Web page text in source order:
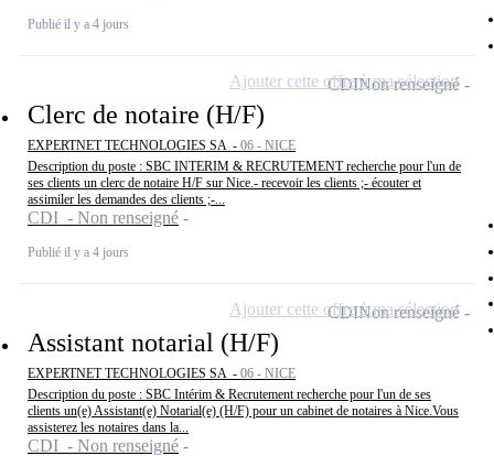
Publié il y a 4 jours
Clerc de notaire (H/F)
EXPERTNET TECHNOLOGIES SA - 06 - NICE
Description du poste : SBC INTERIM & RECRUTEMENT recherche pour l'un de
ses clients un clerc de notaire H/F sur Nice.- recevoir les clients ;- écouter et
assimiler les demandes des clients ;-...
CDI - Non renseigné
Publié il y a 4 jours
CDINon renseigné
Ajouter cette offre à ma sélection
Assistant notarial (H/F)
EXPERTNET TECHNOLOGIES SA - 06 - NICE
Description du poste : SBC Intérim & Recrutement recherche pour l'un de ses
clients un(e) Assistant(e) Notarial(e) (H/F) pour un cabinet de notaires à Nice.Vous
assisterez les notaires dans la...
CDI - Non renseigné
CDINon renseigné
Ajouter cette offre à ma sélection